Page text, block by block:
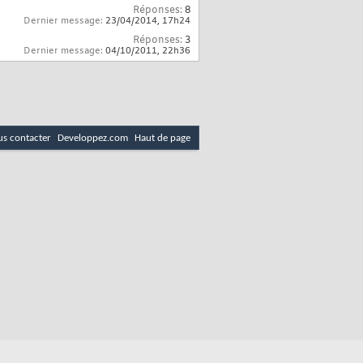
Réponses:8
Dernier message: 23/04/2014, 17h24
Réponses: 3
Dernier message: 04/10/2011, 22h36
contacter Developpez.com Haut de page